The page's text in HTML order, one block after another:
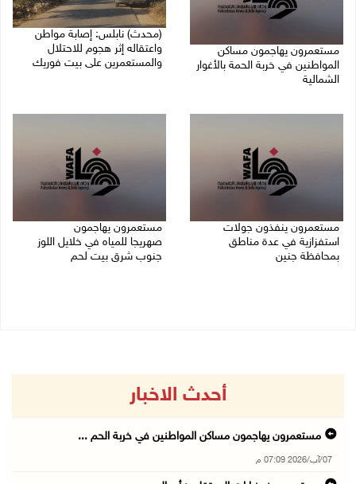
مستعمرون يهاجمون مساكن
المواطنين في خربة الحمة بالأغوار
الشمالية
(محدث) نابلس: إصابة مواطن
واعتقاله إثر هجوم للاحتلال
والمستعمرين على بيت فوريك
مستعمرون ينفذون جولات
استفزازية في عدة مناطق
بمحافظة جنين
مستعمرون يهاجمون
صهريجا للمياه في خلايل اللوز
جنوب شرق بيت لحم
أحدث الاخبار
مستعمرون يهاجمون مساكن المواطنين في خربة الحم ...
07/آب/2026 07:09 م